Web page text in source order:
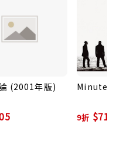
代搖滾榜亞軍單曲的
便橫掃各國排行榜，
冠軍寶座，更締造了
購破金唱片，上市當
紀錄，並一舉囊括唱片
(2001年版)
9折 $715